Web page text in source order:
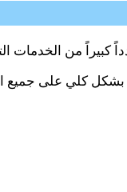
كبيراً من
كلي على جميع